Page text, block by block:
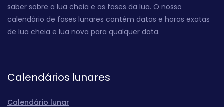
saber sobre a lua cheia e as fases da lua. O nosso
calendário de fases lunares contém datas e horas exatas
de lua cheia e lua nova para qualquer data.
Calendários lunares
Calendário lunar